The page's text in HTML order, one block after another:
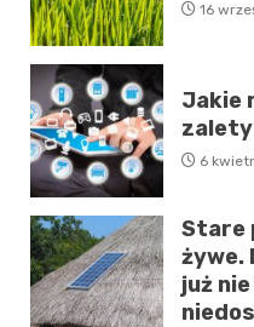
16
Jakie
6
Stare
żywe.
już